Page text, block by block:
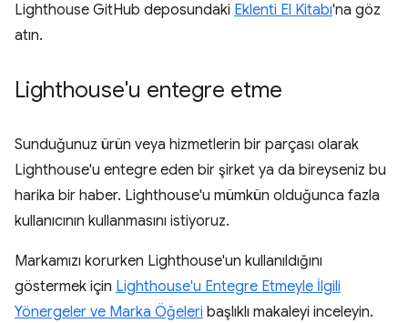
Lighthouse GitHub deposundaki Eklenti El Kitabı'na göz
atın.
Lighthouse'u entegre etme
Sunduğunuz ürün veya hizmetlerin bir parçası olarak
Lighthouse'u entegre eden bir şirket ya da bireyseniz bu
harika bir haber. Lighthouse'u mümkün olduğunca fazla
kullanıcının kullanmasını istiyoruz.
Markamızı korurken Lighthouse'un kullanıldığını
göstermek için Lighthouse'u Entegre Etmeyle İlgili
Yönergeler ve Marka Öğeleri başlıklı makaleyi inceleyin.